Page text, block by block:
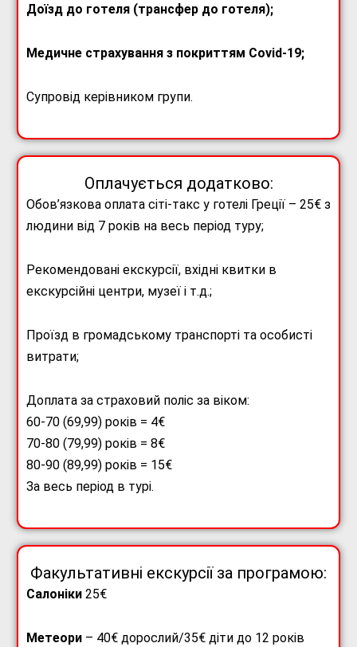
Доїзд до готеля (трансфер до готеля);
Медичне страхування з покриттям Covid-19;
Супровід керівником групи.
Оплачується додатково:
Обов’язкова оплата сіті-такс у готелі Греції – 25€ з
людини від 7 років на весь період туру;
Рекомендовані екскурсії, вхідні квитки в
екскурсійні центри, музеї і т.д.;
Проїзд в громадському транспорті та особисті
витрати;
Доплата за страховий поліс за віком:
60-70 (69,99) років = 4€
70-80 (79,99) років = 8€
80-90 (89,99) років = 15€
За весь період в турі.
Факультативні екскурсії за програмою:
Салоніки 25€
Метеори – 40€ дорослий/35€ діти до 12 років